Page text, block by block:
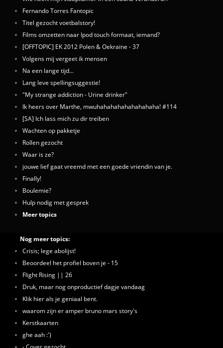
Fernando Torres Fantopic
Titel gezocht voetbalstory!
Films omzetten naar Ipod touch formaat, iemand?
[OFFTOPIC] EK 2012 Polen & Oekraïne - 37
Volgens mij vergeet ik mensen
Na een lange tijd...
Lang leve spellingsuggestie!
"My strange addiction - Urine drinker"
Ik heers over Marthe, mwuhahahahahahahahaha! #114
[SA] Ich lass mich zu dir treiben
Wachten op pakketje
Rollen gezocht
Waar is ze?
jouwe lief gaat vreemd met een goede vriendin van je.
Finally!
Boulemie?
Hulp nodig met gesprek
Meer topics
Nog meer topics:
Crisis; lege abolijst!
Beoordeel het profiel boven je - 15
Flight Rising || 26
Druk, maar nog onproductief dagje vandaag
Klik hier als je geniaal bent.
waarom zijn er amper bruno mars story's
Kerstkaarten
ghe aah :')